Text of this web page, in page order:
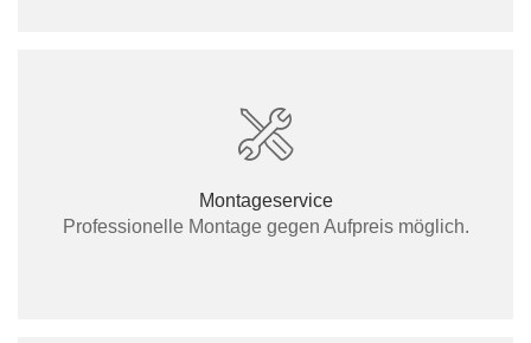
Montageservice
Professionelle Montage gegen Aufpreis möglich.